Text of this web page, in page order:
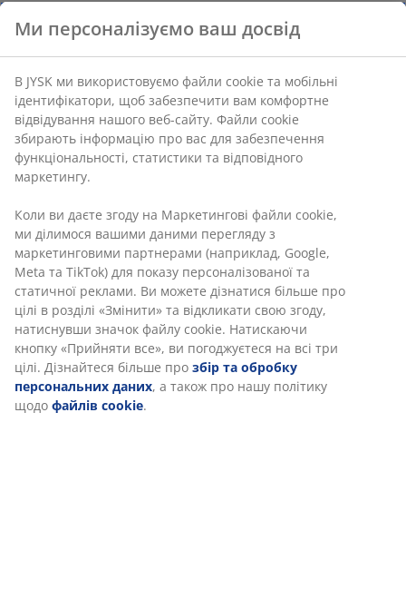
Ми персоналізуємо ваш досвід
В JYSK ми використовуємо файли cookie та мобільні
ідентифікатори, щоб забезпечити вам комфортне
відвідування нашого веб-сайту. Файли cookie
збирають інформацію про вас для забезпечення
функціональності, статистики та відповідного
маркетингу.
Коли ви даєте згоду на Маркетингові файли cookie,
ми ділимося вашими даними перегляду з
маркетинговими партнерами (наприклад, Google,
Meta та TikTok) для показу персоналізованої та
статичної реклами. Ви можете дізнатися більше про
цілі в розділі «Змінити» та відкликати свою згоду,
натиснувши значок файлу cookie. Натискаючи
кнопку «Прийняти все», ви погоджуєтеся на всі три
цілі. Дізнайтеся більше про збір та обробку
персональних даних, а також про нашу політику
щодо файлів cookie.